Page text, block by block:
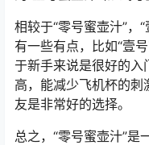
相较于“零号蜜壶汁”，
有一些有点，比如“壹
于新手来说是很好的入
高，能减少飞机杯的
友是非常好的选择。
总之，“零号蜜壶汁”是